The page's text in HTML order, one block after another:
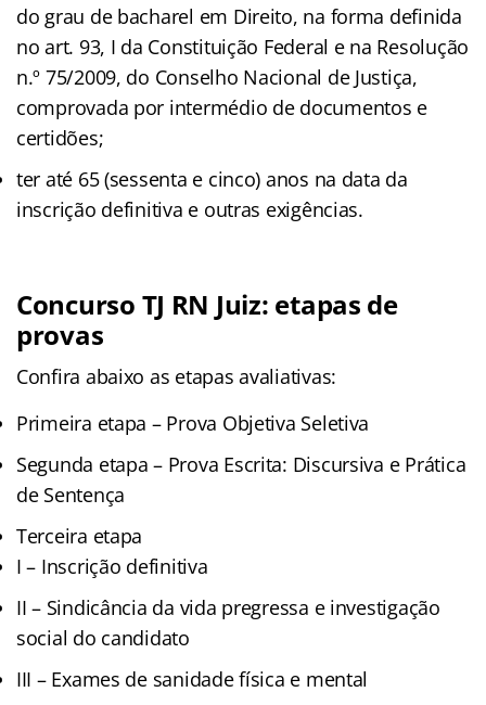
do grau de bacharel em Direito, na forma definida
no art. 93, I da Constituição Federal e na Resolução
n.º 75/2009, do Conselho Nacional de Justiça,
comprovada por intermédio de documentos e
certidões;
ter até 65 (sessenta e cinco) anos na data da
inscrição definitiva e outras exigências.
Concurso TJ RN Juiz: etapas de
provas
Confira abaixo as etapas avaliativas:
Primeira etapa – Prova Objetiva Seletiva
Segunda etapa – Prova Escrita: Discursiva e Prática
de Sentença
Terceira etapa
I – Inscrição definitiva
II – Sindicância da vida pregressa e investigação
social do candidato
III – Exames de sanidade física e mental